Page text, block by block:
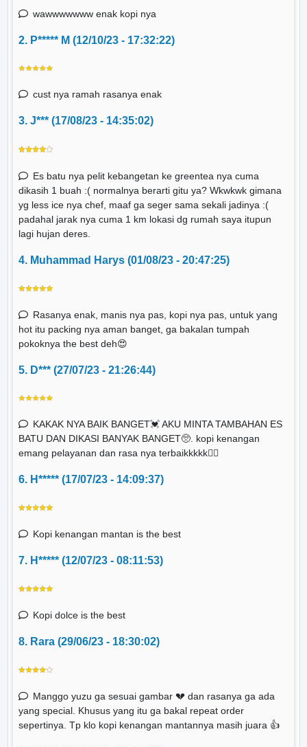
wawwwwwww enak kopi nya
2. P***** M (12/10/23 - 17:32:22)
cust nya ramah rasanya enak
3. J*** (17/08/23 - 14:35:02)
Es batu nya pelit kebangetan ke greentea nya cuma
dikasih 1 buah :( normalnya berarti gitu ya? Wkwkwk gimana
yg less ice nya chef, maaf ga seger sama sekali jadinya :(
padahal jarak nya cuma 1 km lokasi dg rumah saya itupun
lagi hujan deres.
4. Muhammad Harys (01/08/23 - 20:47:25)
Rasanya enak, manis nya pas, kopi nya pas, untuk yang
hot itu packing nya aman banget, ga bakalan tumpah
pokoknya the best deh😍
5. D*** (27/07/23 - 21:26:44)
KAKAK NYA BAIK BANGET💓 AKU MINTA TAMBAHAN ES
BATU DAN DIKASI BANYAK BANGET🥺. kopi kenangan
emang pelayanan dan rasa nya terbaikkkkk👍🏻
6. H***** (17/07/23 - 14:09:37)
Kopi kenangan mantan is the best
7. H***** (12/07/23 - 08:11:53)
Kopi dolce is the best
8. Rara (29/06/23 - 18:30:02)
Manggo yuzu ga sesuai gambar 💔 dan rasanya ga ada
yang special. Khusus yang itu ga bakal repeat order
sepertinya. Tp klo kopi kenangan mantannya masih juara 👍